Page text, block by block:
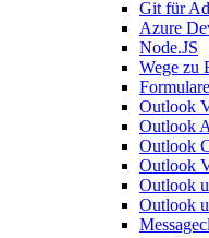
Git für
Azure
Node.JS
Wege zu
Formulare
Outlook
Outlook
Outlook
Outlook
Outlook
Outlook